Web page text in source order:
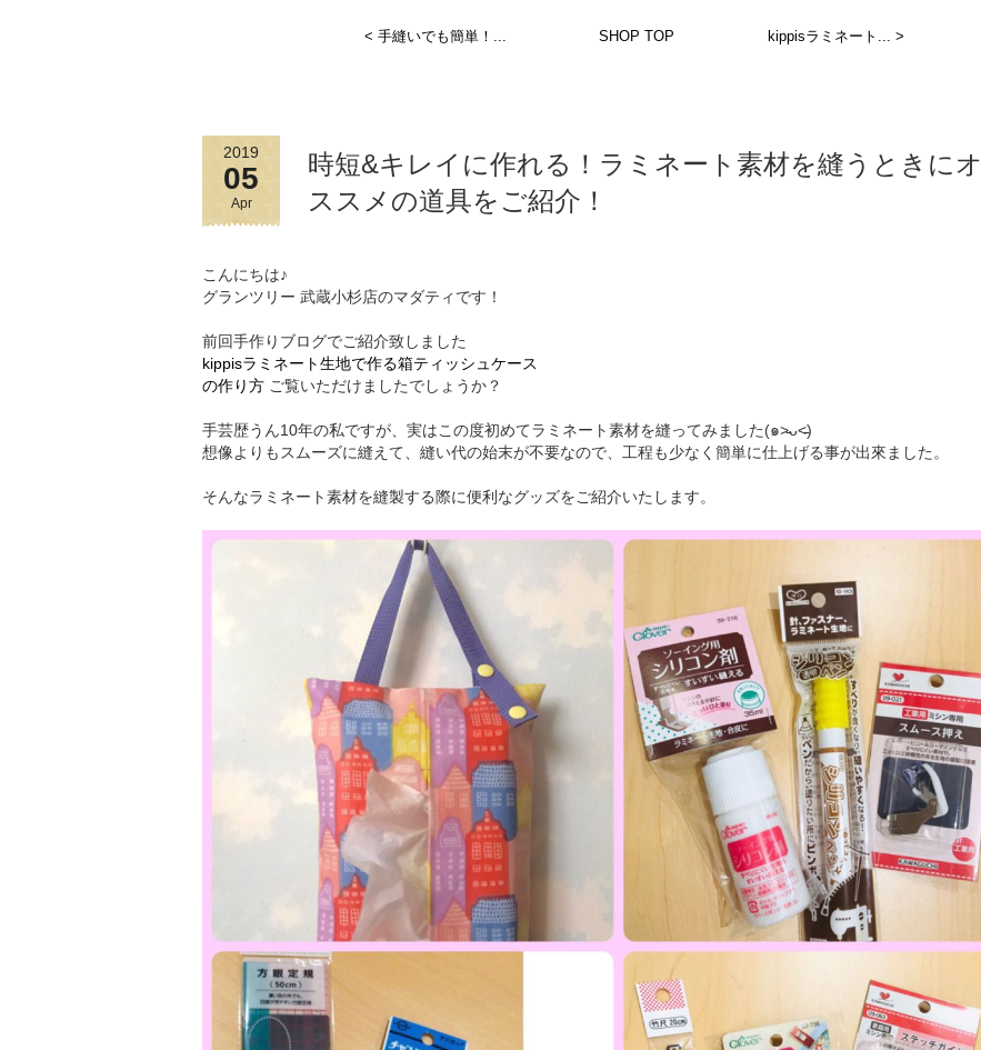
< 手縫いでも簡単！... SHOP TOP kippisラミネート... >
2019
05
Apr
時短&キレイに作れる！ラミネート素材を縫うときにオ
ススメの道具をご紹介！
こんにちは♪
グランツリー 武蔵小杉店のマダティです！
前回手作りブログでご紹介致しました
kippisラミネート生地で作る箱ティッシュケース
の作り方 ご覧いただけましたでしょうか？
手芸歴うん10年の私ですが、実はこの度初めてラミネート素材を縫ってみました(๑˃̵ᴗ˂̵)
想像よりもスムーズに縫えて、縫い代の始末が不要なので、工程も少なく簡単に仕上げる事が出來ました。
そんなラミネート素材を縫製する際に便利なグッズをご紹介いたします。